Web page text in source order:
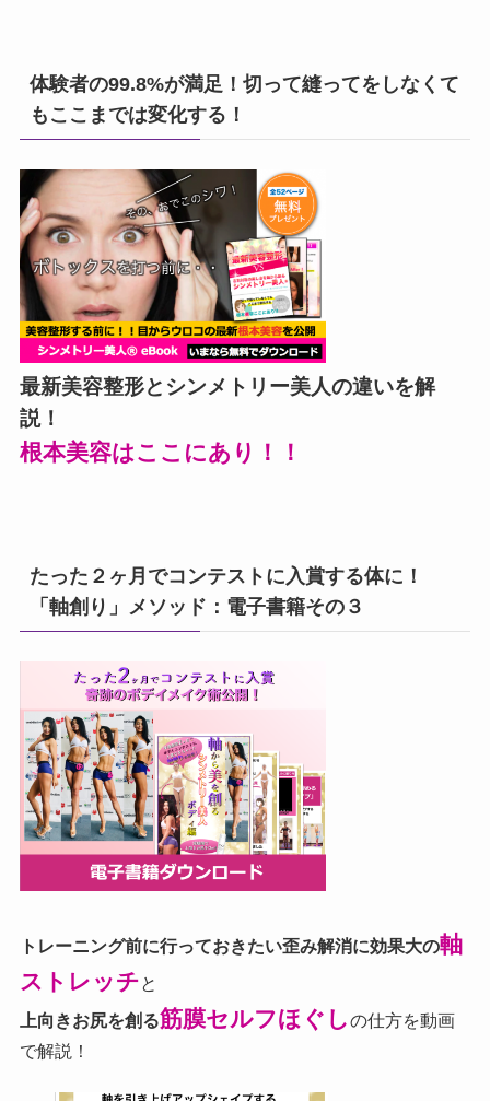
体験者の99.8%が満足！切って縫ってをしなくて
もここまでは変化する！
最新美容整形とシンメトリー美人の違いを解
説！
根本美容はここにあり！！
たった２ヶ月でコンテストに入賞する体に！
「軸創り」メソッド：電子書籍その３
トレーニング前に行っておきたい歪み解消に効果大の軸
ストレッチ と
上向きお尻を創る筋膜セルフほぐしの仕方を動画
で解説！